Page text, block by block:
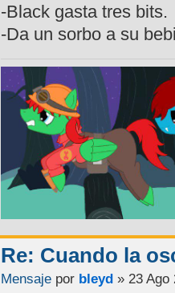
-Black gasta tres bits.
-Da un sorbo a su
Re: Cuando la
Mensaje por bleyd » 23 Ago